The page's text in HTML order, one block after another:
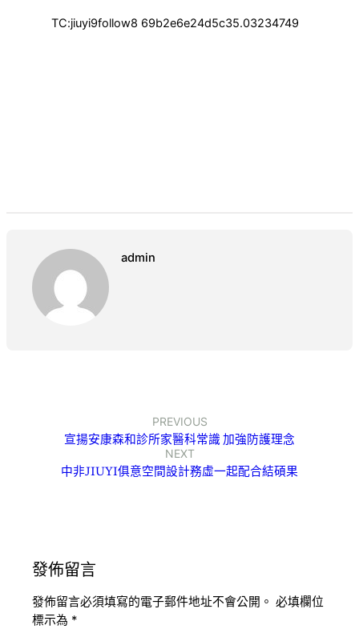
TC:jiuyi9follow8 69b2e6e24d5c35.03234749
admin
PREVIOUS
宣揚安康森和診所家醫科常識 加強防護理念
NEXT
中非JIUYI俱意空間設計務虛一起配合結碩果
發佈留言
發佈留言必須填寫的電子郵件地址不會公開。 必填欄位
標示為 *